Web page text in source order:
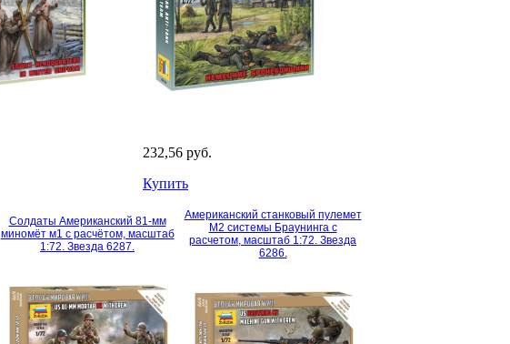
232,56 руб.
Купить
Солдаты Американский 81-мм
миномёт м1 с расчётом, масштаб
1:72. Звезда 6287.
Американский станковый пулемет
М2 системы Браунинга с
расчетом, масштаб 1:72. Звезда
6286.